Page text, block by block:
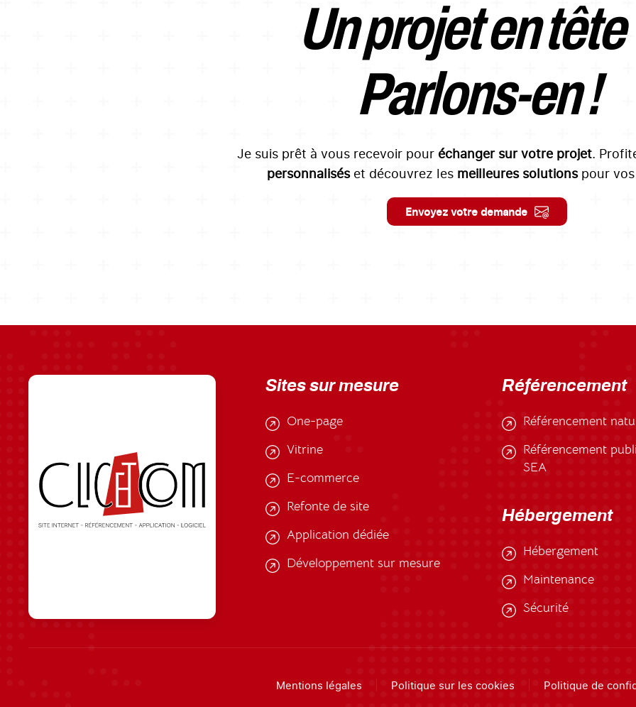
Un projet en tête
Parlons-en !
Je suis prêt à vous recevoir pour échanger sur votre projet.
personnaliséset découvrez les meilleures solutionspour vos
Envoyez votre demande
Sites sur mesure
One-page
Vitrine
E-commerce
Refonte de site
Application dédiée
Développement sur mesure
Référencement
Référencement
Référencement
SEA
Hébergement
Hébergement
Maintenance
Sécurité
Mentions légales Politique sur les cookies Politique de